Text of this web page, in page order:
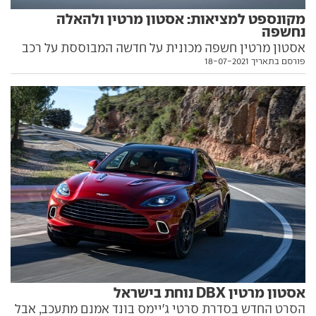
מקונספט למציאות: אסטון מרטין ולהאלה
נחשפה
אסטון מרטין חשפה מכונית על חדשה המבוססת על רכב
פורסם בתאריך 18-07-2021
אסטון מרטין DBX נוחת בישראל
הסרט החדש בסדרת סרטי ג'יימס בונד אמנם מתעכב, אבל